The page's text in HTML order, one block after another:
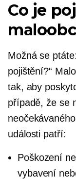
Co je
Možná se
pojištění?“
tak, aby
případě, že se
události patří:
Poškození
vybavení